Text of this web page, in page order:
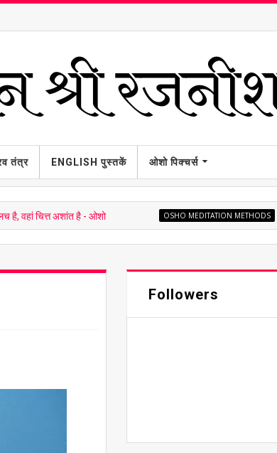
तंत्र ENGLISH पुस्तकें ओशो पिक्चर्स
अशांत है - ओशो OSHO MEDITATION METHODS ध्यान है
Followers